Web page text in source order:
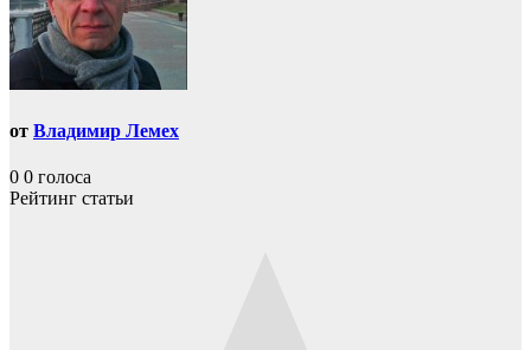
от Владимир Лемех
0 0 голоса
Рейтинг статьи